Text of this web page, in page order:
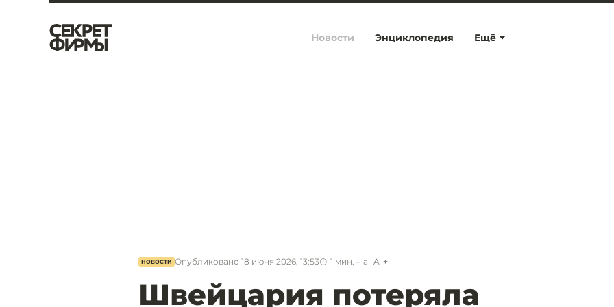
Ещё
Новости Энциклопедия
НОВОСТИ Опубликовано 18 июня 2026, 13:53 1 мин. a A
Швейцария потеряла